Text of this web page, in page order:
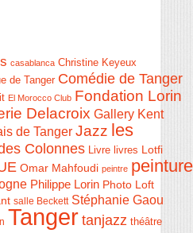
casablanca Christine Keyeux
de Tanger Comédie de Tanger
El Morocco Club Fondation Lorin
Delacroix Gallery Kent
de Tanger Jazz les
Colonnes Livre livres
Lotfi
Omar Mahfoudi peintre peinture
Philippe Lorin Photo Loft
salle Beckett Stéphanie Gaou
Tanger tanjazz théâtre